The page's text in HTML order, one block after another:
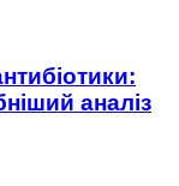
аналіз